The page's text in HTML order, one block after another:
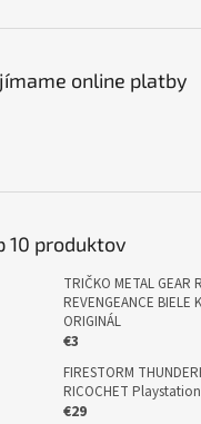
online platby
10 produktov
TRIČKO METAL GEAR
REVENGEANCE BIELE
ORIGINÁL
€3
FIRESTORM
RICOCHET
€29